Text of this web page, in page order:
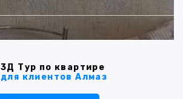
3Д Тур по квартире
для клиентов Алмаз